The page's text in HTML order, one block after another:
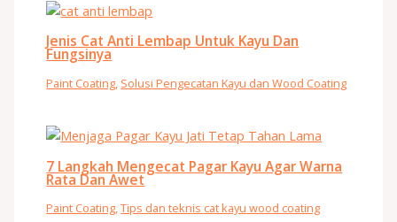
Jenis Cat Anti Lembap Untuk Kayu Dan
Fungsinya
Paint Coating, Solusi Pengecatan Kayu dan Wood Coating
7 Langkah Mengecat Pagar Kayu Agar Warna
Rata Dan Awet
Paint Coating,Tips dan teknis cat kayu wood coating